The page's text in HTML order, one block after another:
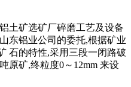
土矿选矿厂碎磨工艺及设备
东铝业公司的委托,根据矿业
石的特性,采用三段一闭路破
原矿,终粒度0～12mm 来设